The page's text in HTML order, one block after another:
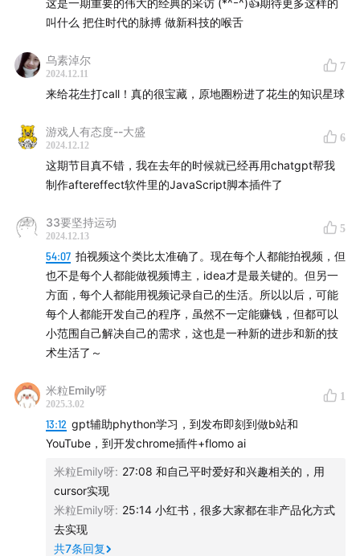
创业小工作室也能搞出高科技产品
编程未来：人人都能灵活编程创意无限
追求自由生活比起创业赚钱有意思得多
关于 AI 编程的新可能性
制作人：严格
片尾：北亭村 - 無限菲林EndlessFilm
本期 shownotes 由「播记」生成，欢迎在评论区留言交
流。如果喜欢《三五环》，也恳请能在苹果 Podcast 、网
谢！
商务合作&嘉宾自荐，请加微信： wocaishiliufei
封面图片由 Midjourney 生成，版权所有©️三五环
这是一期重要的伟大的经典的采访 (*^ｰ^)👍期待更多这样的
叫什么 把住时代的脉搏 做新科技的喉舌
乌素淖尔
2024.12.11
7
来给花生打call！真的很宝藏，原地圈粉进了花生的知识星球
游戏人有态度--大盛
2024.12.12
6
这期节目真不错，我在去年的时候就已经再用chatgpt帮我
制作aftereffect软件里的JavaScript脚本插件了
33要坚持运动
2024.12.13
5
54:07 拍视频这个类比太准确了。现在每个人都能拍视频，但
也不是每个人都能做视频博主，idea才是最关键的。但另一
方面，每个人都能用视频记录自己的生活。所以以后，可能
每个人都能开发自己的程序，虽然不一定能赚钱，但都可以
小范围自己解决自己的需求，这也是一种新的进步和新的技
术生活了～
米粒Emily呀
2025.3.02
1
13:12 gpt辅助phython学习，到发布即刻到做b站和
YouTube，到开发chrome插件+flomo ai
米粒Emily呀: 27:08 和自己平时爱好和兴趣相关的，用
cursor实现
米粒Emily呀: 25:14 小红书，很多大家都在非产品化方式
去实现
共7条回复